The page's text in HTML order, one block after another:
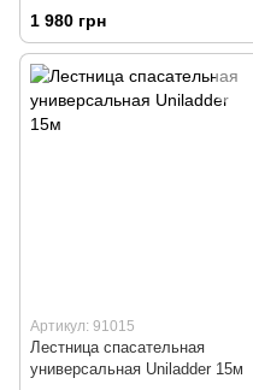
1 980 грн
Артикул: 91015
Лестница спасательная
универсальная Uniladder 15м